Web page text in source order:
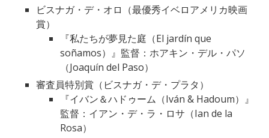
ビスナガ・デ・オロ（最優秀イベロアメリカ映画
賞）
『私たちが夢見た庭（El jardín que
soñamos）』監督：ホアキン・デル・パソ
（Joaquín del Paso）
審査員特別賞（ビスナガ・デ・プラタ）
『イバン＆ハドゥーム（Iván & Hadoum）』
監督：イアン・デ・ラ・ロサ（Ian de la
Rosa）